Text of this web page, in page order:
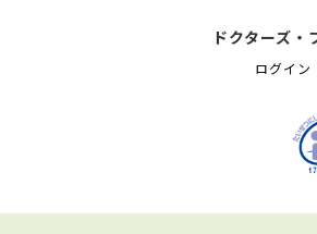
ドクターズ・
ログイン